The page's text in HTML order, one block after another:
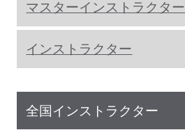
マスターインストラクター
インストラクター
全国インストラクター